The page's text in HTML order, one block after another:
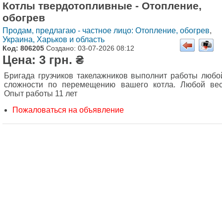
Котлы твердотопливные - Отопление,
обогрев
Продам, предлагаю - частное лицо: Отопление, обогрев,
Украина, Харьков и область
Код: 806205 Создано: 03-07-2026 08:12
Цена: 3 грн. ₴
Бригада грузчиков такелажников выполнит работы
сложности по перемещению вашего котла. Любой
Опыт работы 11 лет
Пожаловаться на объявление